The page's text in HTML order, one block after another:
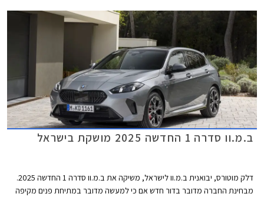
ב.מ.וו סדרה 1 החדשה 2025 מושקת בישראל
דלק מוטורס, יבואנית ב.מ.וו לישראל, משיקה את ב.מ.וו סדרה 1 החדשה 2025.
מבחינת החברה מדובר בדור חדש אם כי למעשה מדובר במתיחת פנים מקיפה